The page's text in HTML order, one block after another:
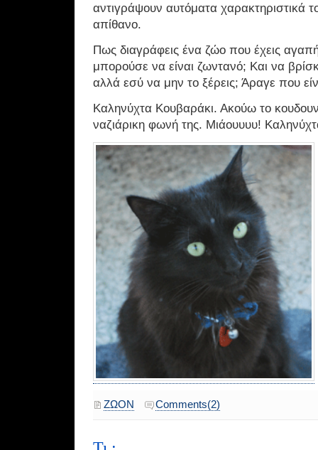
αντιγράψουν αυτόματα χαρακτηριστικά
απίθανο.
Πως διαγράφεις ένα ζώο που έχεις
μπορούσε να είναι ζωντανό; Και να
αλλά εσύ να μην το ξέρεις; Άραγε που
Καληνύχτα Κουβαράκι. Ακούω το
ναζιάρικη φωνή της. Μιάουυυυ!
ΖΩΟΝ Comments(2)